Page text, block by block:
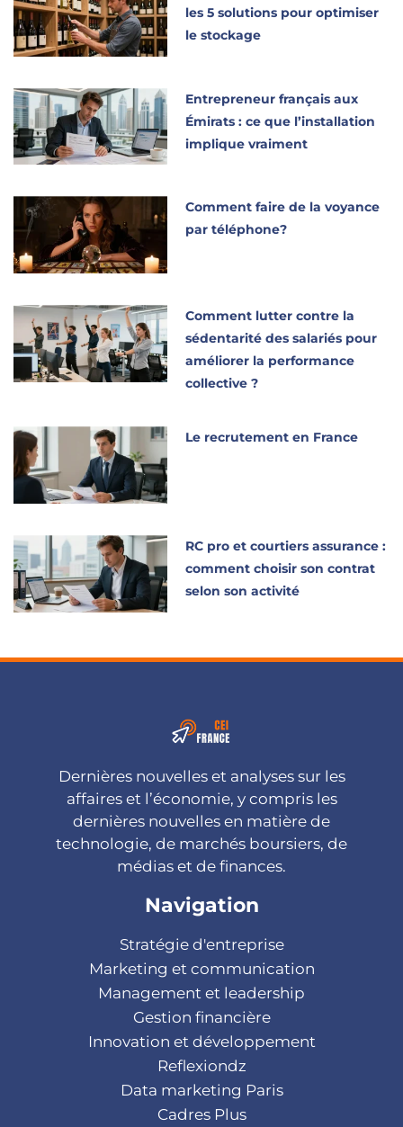
les 5 solutions pour optimiser
le stockage
Entrepreneur français aux
Émirats : ce que l’installation
implique vraiment
Comment faire de la voyance
par téléphone?
Comment lutter contre la
sédentarité des salariés pour
améliorer la performance
collective ?
Le recrutement en France
RC pro et courtiers assurance :
comment choisir son contrat
selon son activité
Dernières nouvelles et analyses sur les
affaires et l’économie, y compris les
dernières nouvelles en matière de
technologie, de marchés boursiers, de
médias et de finances.
Navigation
Stratégie d'entreprise
Marketing et communication
Management et leadership
Gestion financière
Innovation et développement
Reflexiondz
Data marketing Paris
Cadres Plus